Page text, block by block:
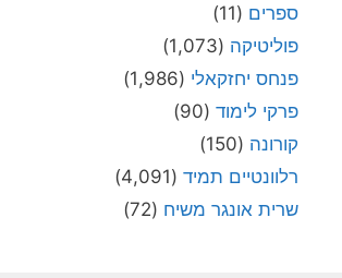
ספרים (11)
פוליטיקה (1,073)
פנחס יחזקאלי (1,986)
פרקי לימוד (90)
קורונה (150)
רלוונטיים תמיד (4,091)
שרית אונגר משיח (72)